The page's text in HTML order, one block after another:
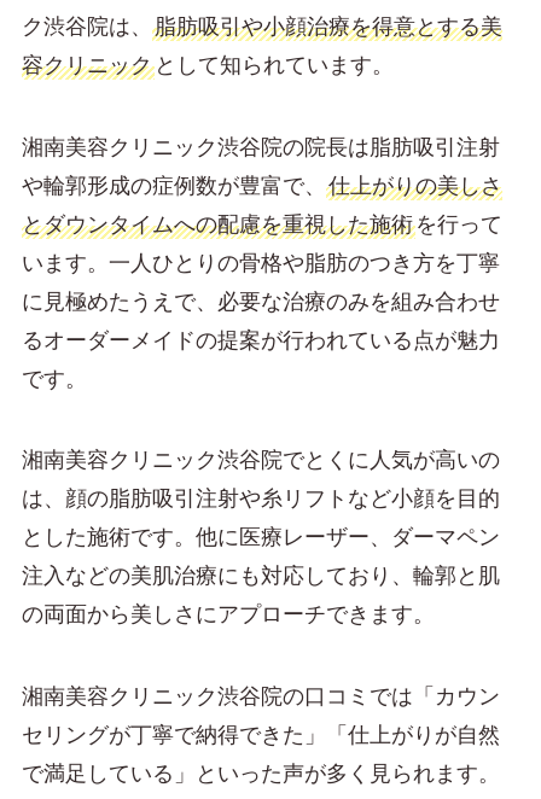
ク渋谷院は、 脂肪吸引や小顔治療を得意とする美
容クリニックとして知られています。
湘南美容クリニック渋谷院の院長は脂肪吸引注射
や輪郭形成の症例数が豊富で、 仕上がりの美しさ
とダウンタイムへの配慮を重視した施術を行って
います。一人ひとりの骨格や脂肪のつき方を丁寧
に見極めたうえで、必要な治療のみを組み合わせ
るオーダーメイドの提案が行われている点が魅力
です。
湘南美容クリニック渋谷院でとくに人気が高いの
は、顔の脂肪吸引注射や糸リフトなど小顔を目的
とした施術です。他に医療レーザー、ダーマペン
注入などの美肌治療にも対応しており、輪郭と肌
の両面から美しさにアプローチできます。
湘南美容クリニック渋谷院の口コミでは「カウン
セリングが丁寧で納得できた」「仕上がりが自然
で満足している」といった声が多く見られます。